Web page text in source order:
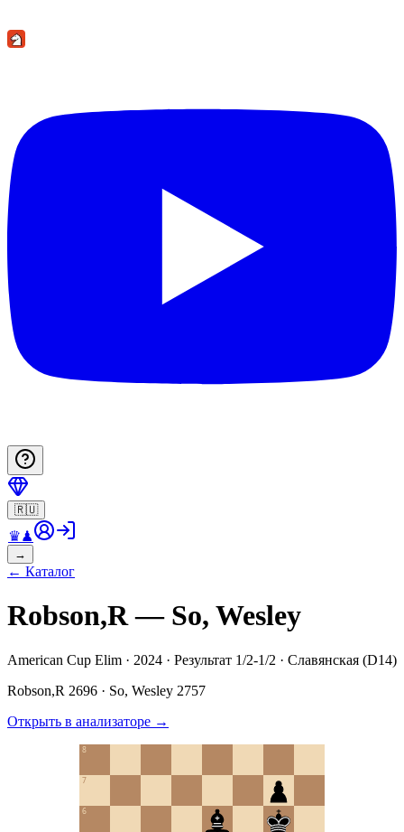
🇷🇺
♛♟
→
← Каталог
Robson,R — So, Wesley
American Cup Elim · 2024 · Результат 1/2-1/2 · Славянская (D14)
Robson,R 2696 · So, Wesley 2757
Открыть в анализаторе →
6
7
8